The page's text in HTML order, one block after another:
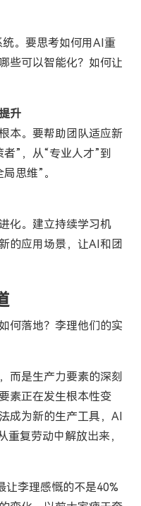
。要思考如何用AI重
些可以智能化？如何让
升
本。要帮助团队适应新
”，从“专业人才”到
思维”。
化。建立持续学习机
的应用场景，让AI和团
何落地？李理他们的实
而是生产力要素的深刻
素正在发生根本性变
成为新的生产工具，AI
复劳动中解放出来，
让李理感慨的不是40%